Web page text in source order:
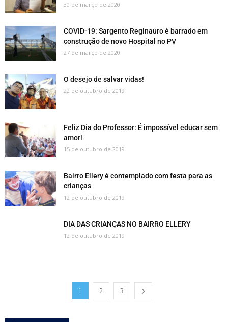
30 de março de 2020
COVID-19: Sargento Reginauro é barrado em
construção de novo Hospital no PV
27 de março de 2020
O desejo de salvar vidas!
22 de outubro de 2019
Feliz Dia do Professor: É impossível educar sem
amor!
15 de outubro de 2019
Bairro Ellery é contemplado com festa para as
crianças
12 de outubro de 2019
DIA DAS CRIANÇAS NO BAIRRO ELLERY
12 de outubro de 2019
1 2 3